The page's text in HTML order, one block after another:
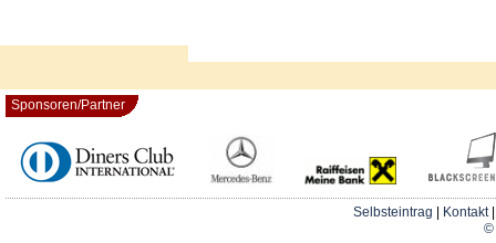
Sponsoren/Partner
Selbsteintrag Kontakt
©